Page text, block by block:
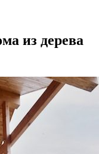
из дерева